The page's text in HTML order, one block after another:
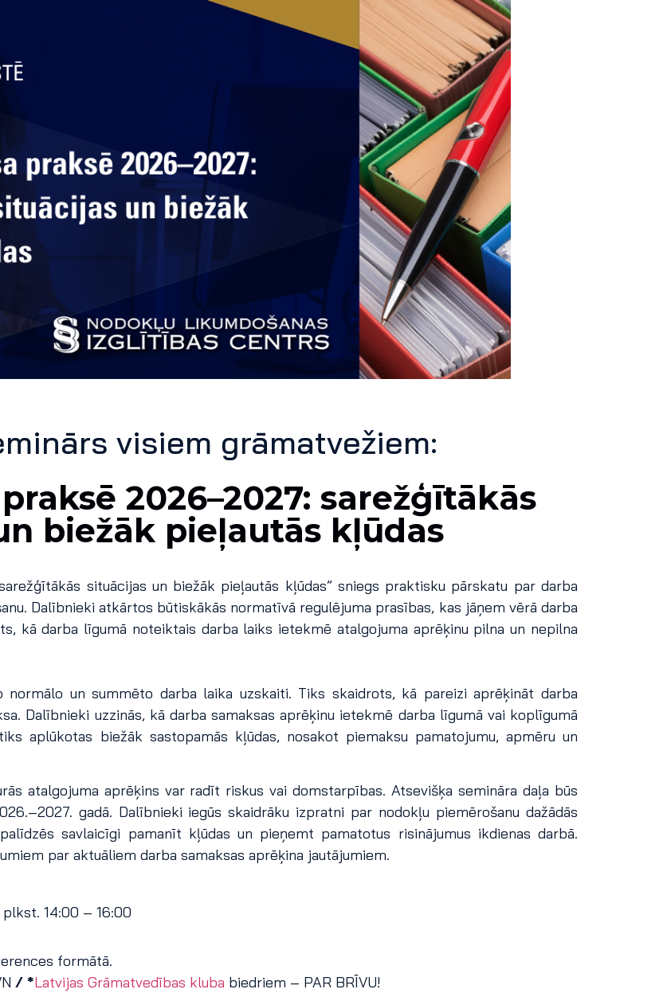
visiem grāmatvežiem:
2026–2027: sarežģītākās
biežāk pieļautās kļūdas
situācijas un biežāk pieļautās kļūdas” sniegs praktisku pārskatu par darba
Dalībnieki atkārtos būtiskākās normatīvā regulējuma prasības, kas jāņem vērā darba
kā darba līgumā noteiktais darba laiks ietekmē atalgojuma aprēķinu pilna un nepilna
un summēto darba laika uzskaiti. Tiks skaidrots, kā pareizi aprēķināt darba
Dalībnieki uzzinās, kā darba samaksas aprēķinu ietekmē darba līgumā vai koplīgumā
aplūkotas biežāk sastopamās kļūdas, nosakot piemaksu pamatojumu, apmēru un
atalgojuma aprēķins var radīt riskus vai domstarpības. Atsevišķa semināra daļa būs
gadā. Dalībnieki iegūs skaidrāku izpratni par nodokļu piemērošanu dažādās
savlaicīgi pamanīt kļūdas un pieņemt pamatotus risinājumus ikdienas darbā.
par aktuāliem darba samaksas aprēķina jautājumiem.
14:00 – 16:00
formātā.
/ *Latvijas Grāmatvedības kluba biedriem – PAR BRĪVU!